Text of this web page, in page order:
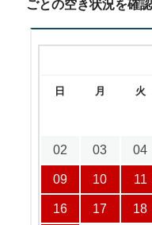
ごとの空き状況を確
日 月 火
02 03 04
09 10 11
16 17 18